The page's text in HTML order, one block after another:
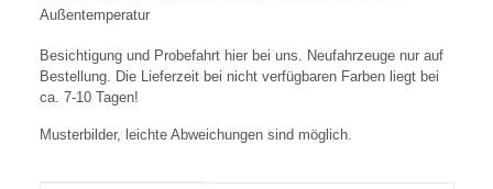
Außentemperatur
Besichtigung und Probefahrt hier bei uns. Neufahrzeuge nur auf
Bestellung. Die Lieferzeit bei nicht verfügbaren Farben liegt bei
ca. 7-10 Tagen!
Musterbilder, leichte Abweichungen sind möglich.